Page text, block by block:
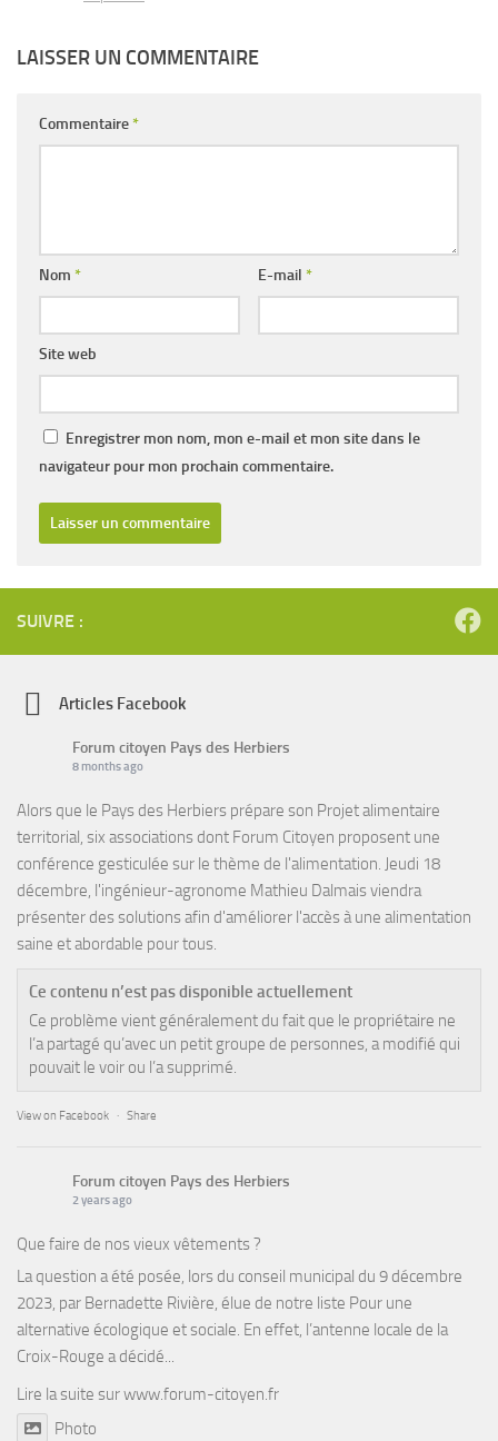
LAISSER UN COMMENTAIRE
Commentaire*
Nom * E-mail *
Site web
Enregistrer mon nom, mon e-mail et mon site dans le
navigateur pour mon prochain commentaire.
SUIVRE :
Articles Facebook
Forum citoyen Pays des Herbiers
8 months ago
Alors que le Pays des Herbiers prépare son Projet alimentaire
territorial, six associations dont Forum Citoyen proposent une
conférence gesticulée sur le thème de l'alimentation. Jeudi 18
décembre, l'ingénieur-agronome Mathieu Dalmais viendra
présenter des solutions afin d'améliorer l'accès à une alimentation
saine et abordable pour tous.
Ce contenu n’est pas disponible actuellement
Ce problème vient généralement du fait que le propriétaire ne
l’a partagé qu’avec un petit groupe de personnes, a modifié qui
pouvait le voir ou l’a supprimé.
View on Facebook · Share
Forum citoyen Pays des Herbiers
2 years ago
Que faire de nos vieux vêtements ?
La question a été posée, lors du conseil municipal du 9 décembre
2023, par Bernadette Rivière, élue de notre liste Pour une
alternative écologique et sociale. En effet, l’antenne locale de la
Croix-Rouge a décidé...
Lire la suite surwww.forum-citoyen.fr
Photo